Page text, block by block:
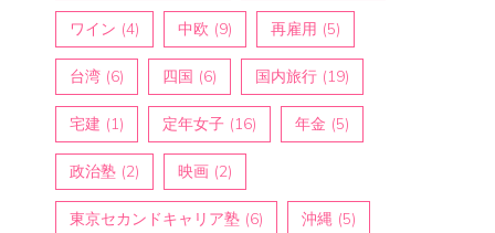
ワイン (4) 中欧 (9) 再雇用 (5)
台湾 (6) 四国 (6) 国内旅行 (19)
宅建 (1) 定年女子 (16) 年金 (5)
政治塾 (2) 映画 (2)
東京セカンドキャリア塾 (6) 沖縄 (5)